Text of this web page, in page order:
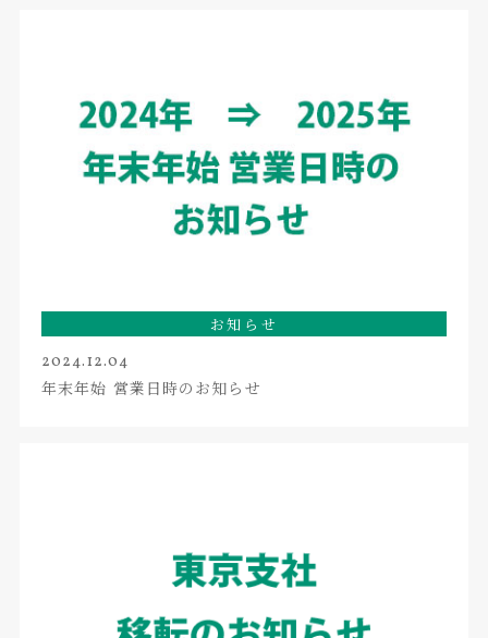
お知らせ
2024.12.04
年末年始 営業日時のお知らせ